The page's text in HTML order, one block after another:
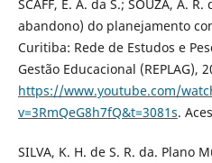
SCAFF, E. A. da S.; SOUZA, A.
abandono) do planejamento
Curitiba: Rede de Estudos e
Gestão Educacional (REPLAG),
https://www.youtube.com/
v=3RmQeG8h7fQ&t=3081s.
SILVA, K. H. de S. R. da. Plano